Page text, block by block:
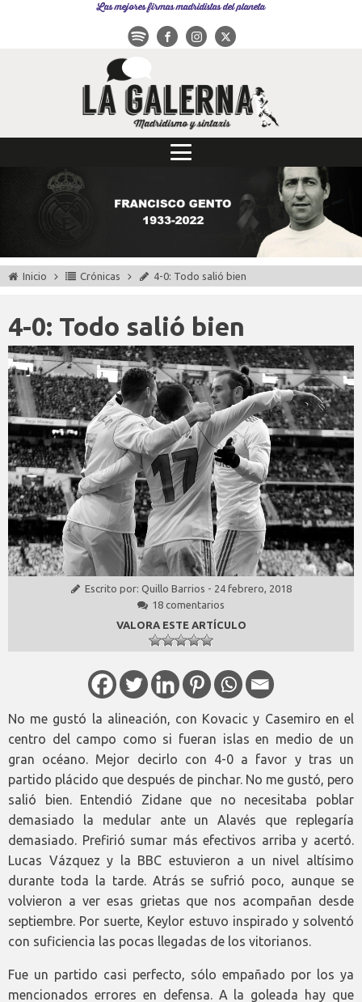
Las mejores firmas madridistas del planeta
Inicio Crónicas 4-0: Todo salió bien
4-0: Todo salió bien
Escrito por: Quillo Barrios - 24 febrero, 2018
18 comentarios
VALORA ESTE ARTÍCULO
No me gustó la alineación, con Kovacic y Casemiro en el
centro del campo como si fueran islas en medio de un
gran océano. Mejor decirlo con 4-0 a favor y tras un
partido plácido que después de pinchar. No me gustó, pero
salió bien. Entendió Zidane que no necesitaba poblar
demasiado la medular ante un Alavés que replegaría
demasiado. Prefirió sumar más efectivos arriba y acertó.
Lucas Vázquez y la BBC estuvieron a un nivel altísimo
durante toda la tarde. Atrás se sufrió poco, aunque se
volvieron a ver esas grietas que nos acompañan desde
septiembre. Por suerte, Keylor estuvo inspirado y solventó
con suficiencia las pocas llegadas de los vitorianos.
Fue un partido casi perfecto, sólo empañado por los ya
mencionados errores en defensa. A la goleada hay que